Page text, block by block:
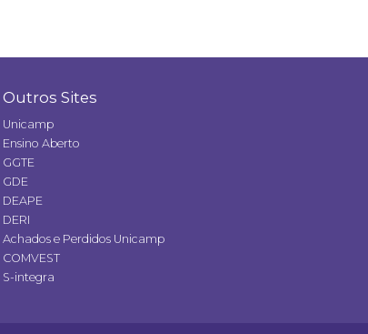
Outros Sites
Unicamp
Ensino Aberto
GGTE
GDE
DEAPE
DERI
Achados e Perdidos Unicamp
COMVEST
S-integra